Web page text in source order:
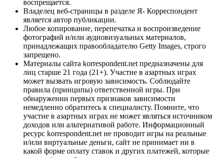
воспрещается.
Владелец веб-страницы в разделе Я- Корреспондент
является автор публикации.
Любое копирование, перепечатка и воспроизведение
фотографий и/или аудиовизуальных материалов,
принадлежащих правообладателю Getty Images, строго
запрещено.
Материалы сайта korrespondent.net предназначены для
лиц старше 21 года (21+). Участие в азартных играх
может вызвать игровую зависимость. Соблюдайте
правила (принципы) ответственной игры. При
обнаружении первых признаков зависимости
немедленно обратитесь к специалисту. Помните, что
участие в азартных играх не может являться источником
доходов или альтернативой работе. Информационный
ресурс korrespondent.net не проводит игры на реальные
и/или виртуальные деньги, сайт не принимает ни в
какой форме оплату ставок и других платежей, которые